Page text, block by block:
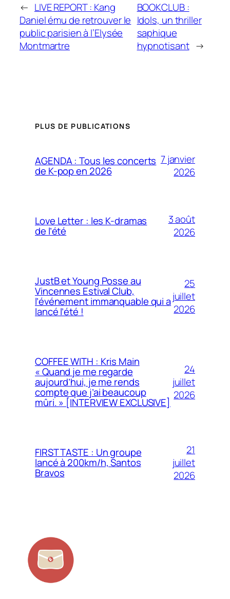
← LIVE REPORT : Kang
Daniel ému de retrouver le
public parisien à l’Elysée
Montmartre
BOOKCLUB :
Idols, un thriller
saphique
hypnotisant →
PLUS DE PUBLICATIONS
AGENDA : Tous les concerts
de K-pop en 2026
7 janvier
2026
Love Letter : les K-dramas
de l’été
3 août
2026
JustB et Young Posse au
Vincennes Estival Club,
l’événement immanquable qui a
lancé l’été !
25
juillet
2026
COFFEE WITH : Kris Main
« Quand je me regarde
aujourd’hui, je me rends
compte que j’ai beaucoup
mûri. » [INTERVIEW EXCLUSIVE]
24
juillet
2026
FIRST TASTE : Un groupe
lancé à 200km/h, Santos
Bravos
21
juillet
2026